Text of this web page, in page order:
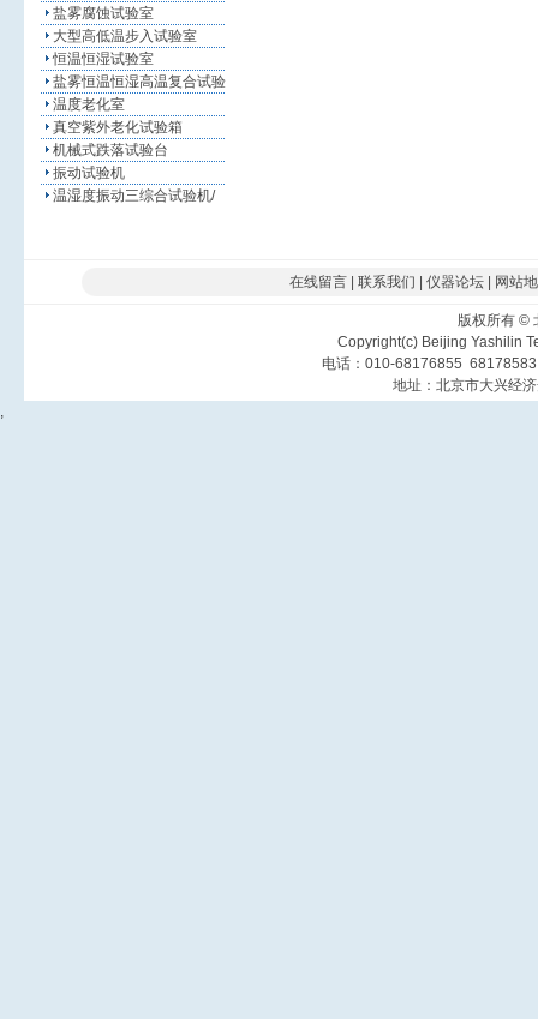
盐雾腐蚀试验室
大型高低温步入试验室
恒温恒湿试验室
盐雾恒温恒湿高温复合试验
温度老化室
真空紫外老化试验箱
机械式跌落试验台
振动试验机
温湿度振动三综合试验机/
在线留言 联系我们 仪器论坛 网站
版权所有©
Copyright(c) Beijing Yashilin
电话：010-68176855
地址：北京市大兴经
,